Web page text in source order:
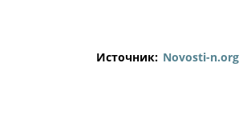
Источник: Novosti-n.org